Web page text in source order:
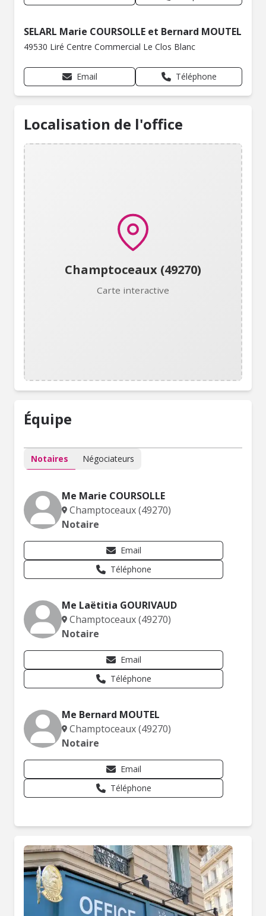
SELARL Marie COURSOLLE et Bernard MOUTEL
49530 Liré Centre Commercial Le Clos Blanc
Email Téléphone
Localisation de l'office
Champtoceaux (49270)
Carte interactive
Équipe
Notaires Négociateurs
Me Marie COURSOLLE
Champtoceaux (49270)
Notaire
Email
Téléphone
Me Laëtitia GOURIVAUD
Champtoceaux (49270)
Notaire
Email
Téléphone
Me Bernard MOUTEL
Champtoceaux (49270)
Notaire
Email
Téléphone